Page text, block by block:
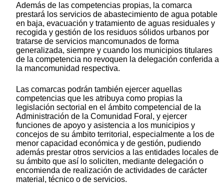
Además de las competencias propias, la comarca
prestará los servicios de abastecimiento de agua potable
en baja, evacuación y tratamiento de aguas residuales y
recogida y gestión de los residuos sólidos urbanos por
tratarse de servicios mancomunados de forma
generalizada, siempre y cuando los municipios titulares
de la competencia no revoquen la delegación conferida a
la mancomunidad respectiva.
Las comarcas podrán también ejercer aquellas
competencias que les atribuya como propias la
legislación sectorial en el ámbito competencial de la
Administración de la Comunidad Foral, y ejercer
funciones de apoyo y asistencia a los municipios y
concejos de su ámbito territorial, especialmente a los de
menor capacidad económica y de gestión, pudiendo
además prestar otros servicios a las entidades locales de
su ámbito que así lo soliciten, mediante delegación o
encomienda de realización de actividades de carácter
material, técnico o de servicios.